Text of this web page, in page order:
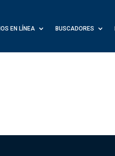
EN LÍNEA BUSCADORES